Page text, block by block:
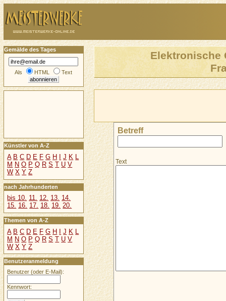
Elektronische
Betreff
Text
Gemälde des Tages
Als HTML Text
Künstler von A-Z
A B C D E F G H J K L
M N O P Q R S T U V
W X Y Z
nach Jahrhunderten
bis 10. 11. 12. 13. 14.
15. 16. 17. 18. 19. 20.
Themen von A-Z
A B C D E F G H I J K L
M N O P Q R S T U V
W X Y Z
Benutzeranmeldung
Benutzer (oder E-Mail):
Kennwort: